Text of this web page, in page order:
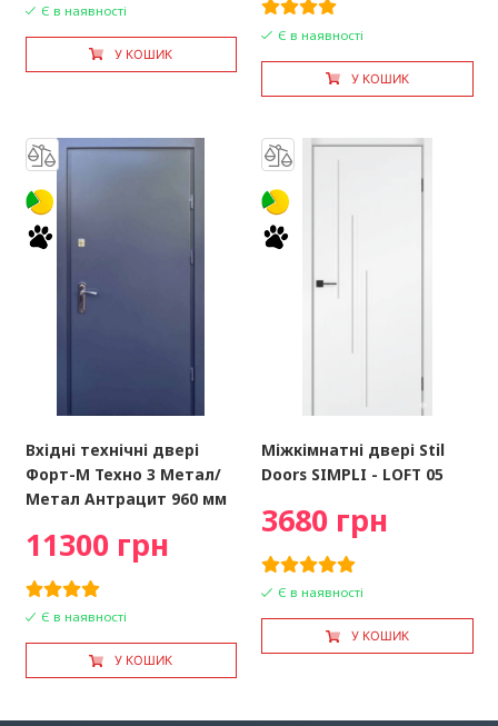
Є в наявності
У КОШИК
Є в наявності
У КОШИК
Вхідні технічні двері
Форт-М Техно 3 Метал/
Метал Антрацит 960 мм
11300 грн
Є в наявності
У КОШИК
Міжкімнатні двері Stil
Doors SIMPLI - LOFT 05
3680 грн
Є в наявності
У КОШИК